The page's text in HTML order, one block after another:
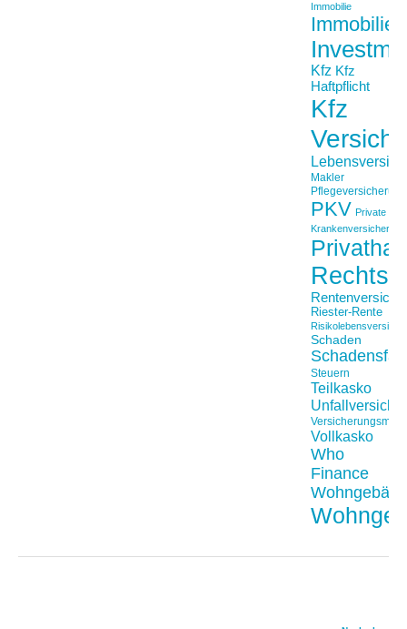
Immobilie
Kfz Kfz
Haftpflicht
Kfz
Makler
Pflegeversicherung
PKV Private
Krankenversicherung
Riester-Rente
Schaden
Steuern
Teilkasko
Vollkasko
Who
Finance